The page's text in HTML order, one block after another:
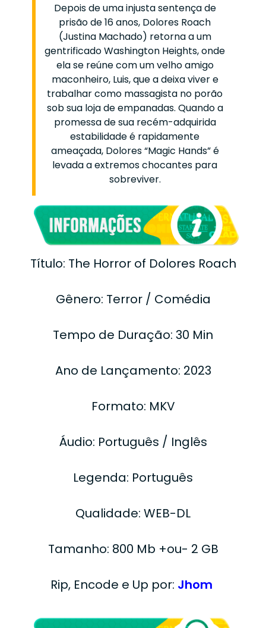
Depois de uma injusta sentença de
prisão de 16 anos, Dolores Roach
(Justina Machado) retorna a um
gentrificado Washington Heights, onde
ela se reúne com um velho amigo
maconheiro, Luis, que a deixa viver e
trabalhar como massagista no porão
sob sua loja de empanadas. Quando a
promessa de sua recém-adquirida
estabilidade é rapidamente
ameaçada, Dolores “Magic Hands” é
levada a extremos chocantes para
sobreviver.
Título: The Horror of Dolores Roach
Gênero: Terror / Comédia
Tempo de Duração: 30 Min
Ano de Lançamento: 2023
Formato: MKV
Áudio: Português / Inglês
Legenda: Português
Qualidade: WEB-DL
Tamanho: 800 Mb +ou- 2 GB
Rip, Encode e Up por: Jhom